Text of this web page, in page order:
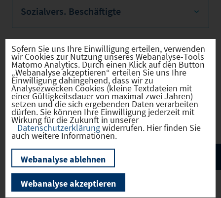
Sozialvers. Beschäftigte
Verkehrsinfrastruktur
Kommunale Infrastruktur
Sofern Sie uns Ihre Einwilligung erteilen, verwenden
wir Cookies zur Nutzung unseres Webanalyse-Tools
Matomo Analytics. Durch einen Klick auf den Button
„Webanalyse akzeptieren“ erteilen Sie uns Ihre
Einwilligung dahingehend, dass wir zu
Analysezwecken Cookies (kleine Textdateien mit
einer Gültigkeitsdauer von maximal zwei Jahren)
setzen und die sich ergebenden Daten verarbeiten
dürfen. Sie können Ihre Einwilligung jederzeit mit
Wirkung für die Zukunft in unserer
Datenschutzerklärungwiderrufen. Hier finden Sie
auch weitere Informationen.
Webanalyse ablehnen
Webanalyse akzeptieren